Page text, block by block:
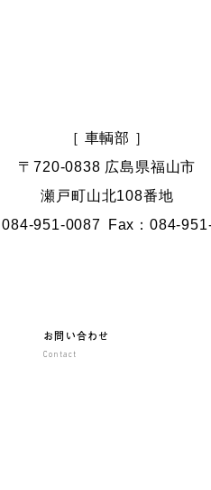
［ 車輌部 ］
〒720-0838 広島県福山市
瀬戸町山北108番地
951-0087
Fax：084-
お問い合わせ
Contact